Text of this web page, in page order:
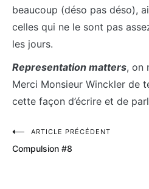
beaucoup (déso pas déso),
celles qui ne le sont pas
les jours.
Representation matters, on
Merci Monsieur Winckler de
cette façon d’écrire et de
Navigation
de
ARTICLE PRÉCÉDENT
Compulsion #8